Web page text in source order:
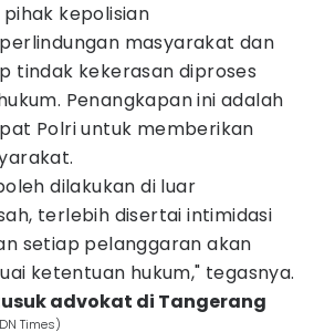
kepolisian
masyarakat dan
tindak kekerasan diproses
Penangkapan ini adalah
Polri untuk memberikan
dilakukan di luar
terlebih disertai intimidasi
setiap pelanggaran akan
ketentuan hukum," tegasnya.
advokat di Tangerang
Times)